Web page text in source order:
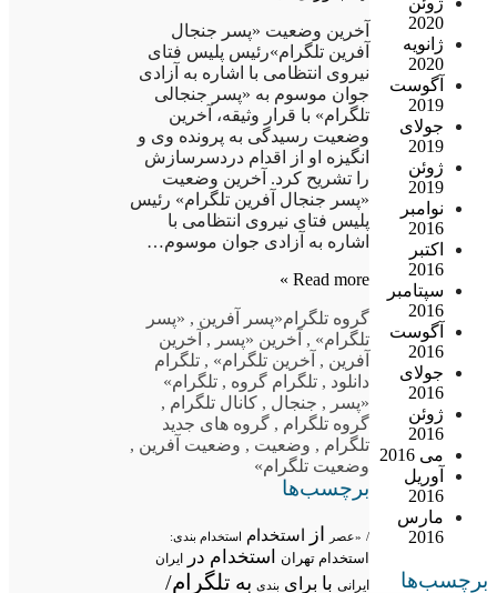
2020
ژانویه
2020
آگوست
2019
جولای
2019
ژوئن
2019
نوامبر
2016
اکتبر
2016
سپتامبر
2016
آگوست
2016
جولای
2016
ژوئن
2016
می 2016
آوریل
2016
مارس
2016
برچسب‌ها
آخرین وضعیت «پسر جنجال
آفرین تلگرام»رئیس پلیس فتای
نیروی انتظامی با اشاره به آزادی
جوان موسوم به «پسر جنجالی
تلگرام» با قرار وثیقه، آخرین
وضعیت رسیدگی به پرونده وی و
انگیزه او از اقدام دردسرسازش
را تشریح کرد. آخرین وضعیت
«پسر جنجال آفرین تلگرام» رئیس
پلیس فتای نیروی انتظامی با
اشاره به آزادی جوان موسوم…
Read more »
گروه تلگرام«پسر آفرین , «پسر
تلگرام» , آخرین «پسر , آخرین
آفرین , آخرین تلگرام» , تلگرام
دانلود , تلگرام گروه , تلگرام»
«پسر , جنجال , کانال تلگرام ,
گروه تلگرام , گروه های جدید
تلگرام , وضعیت , وضعیت آفرین ,
وضعیت تلگرام»
برچسب‌ها
/ «عصر از استخدام استخدام بندی:
استخدام تهران استخدام در ایران
ایرانی با برای بندی به تلگرام/